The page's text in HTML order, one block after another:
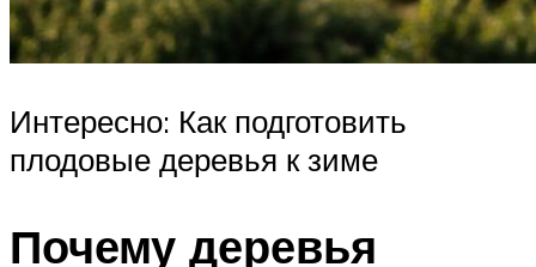
Интересно: Как подготовить
плодовые деревья к зиме
Почему деревья